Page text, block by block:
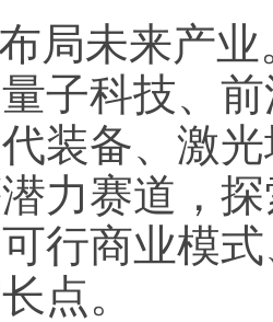
局未来产
子科技、
装备、激
力赛道，
行商业模
点。